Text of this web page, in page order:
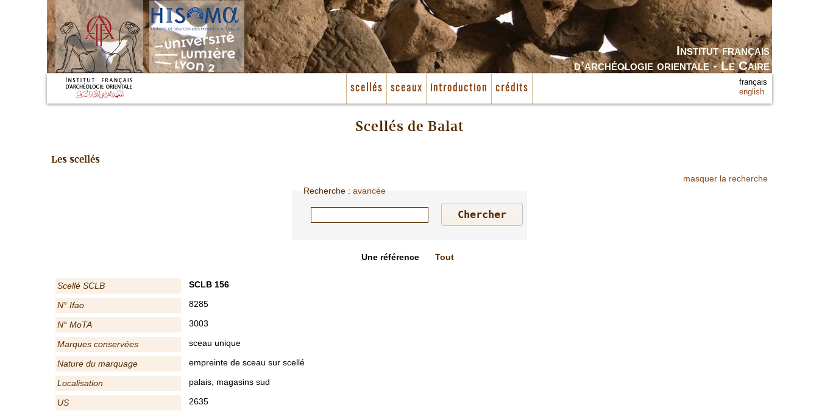
Institut français
d’archéologie orientale - Le Caire
scellés sceaux introduction crédits
français
english
Scellés de Balat
Les scellés
masquer la recherche
Recherche :avancée
Une référence Tout
Scellé SCLB SCLB 156
N° Ifao 8285
N° MoTA 3003
Marques conservées sceau unique
Nature du marquage empreinte de sceau sur scellé
Localisation palais, magasins sud
US 2635